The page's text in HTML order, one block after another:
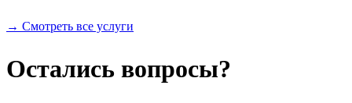
→ Смотреть все услуги
Остались вопросы?